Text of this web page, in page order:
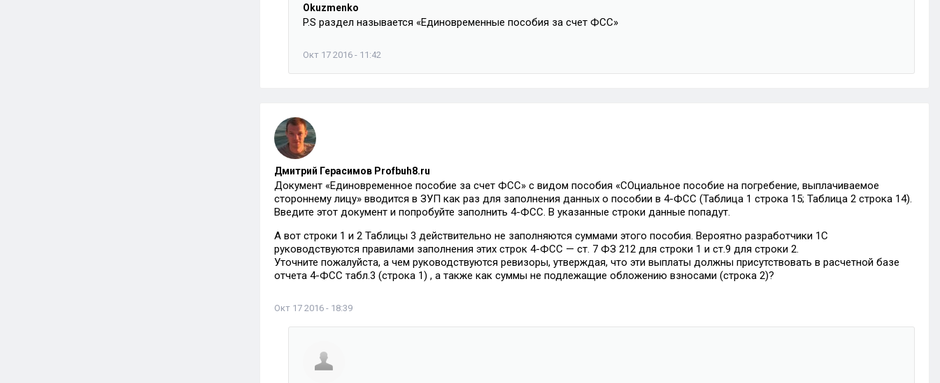
Okuzmenko
P.S раздел называется «Единовременные пособия за счет ФСС»
Окт 17 2016 - 11:42
Дмитрий Герасимов Profbuh8.ru
Документ «Единовременное пособие за счет ФСС» с видом пособия «СОциальное пособие на погребение, выплачиваемое
стороннему лицу» вводится в ЗУП как раз для заполнения данных о пособии в 4-ФСС (Таблица 1 строка 15; Таблица 2 строка 14).
Введите этот документ и попробуйте заполнить 4-ФСС. В указанные строки данные попадут.
А вот строки 1 и 2 Таблицы 3 действительно не заполняются суммами этого пособия. Вероятно разработчики 1С
руководствуются правилами заполнения этих строк 4-ФСС — ст. 7 ФЗ 212 для строки 1 и ст.9 для строки 2.
Уточните пожалуйста, а чем руководствуются ревизоры, утверждая, что эти выплаты должны присутствовать в расчетной базе
отчета 4-ФСС табл.3 (строка 1) , а также как суммы не подлежащие обложению взносами (строка 2)?
Окт 17 2016 - 18:39